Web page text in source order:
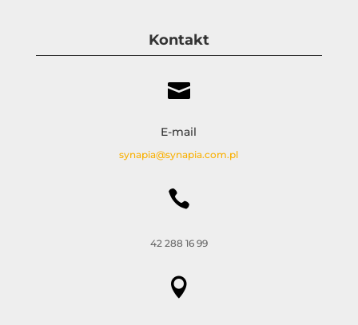
Kontakt

E-mail
synapia@synapia.com.pl

42 288 16 99
